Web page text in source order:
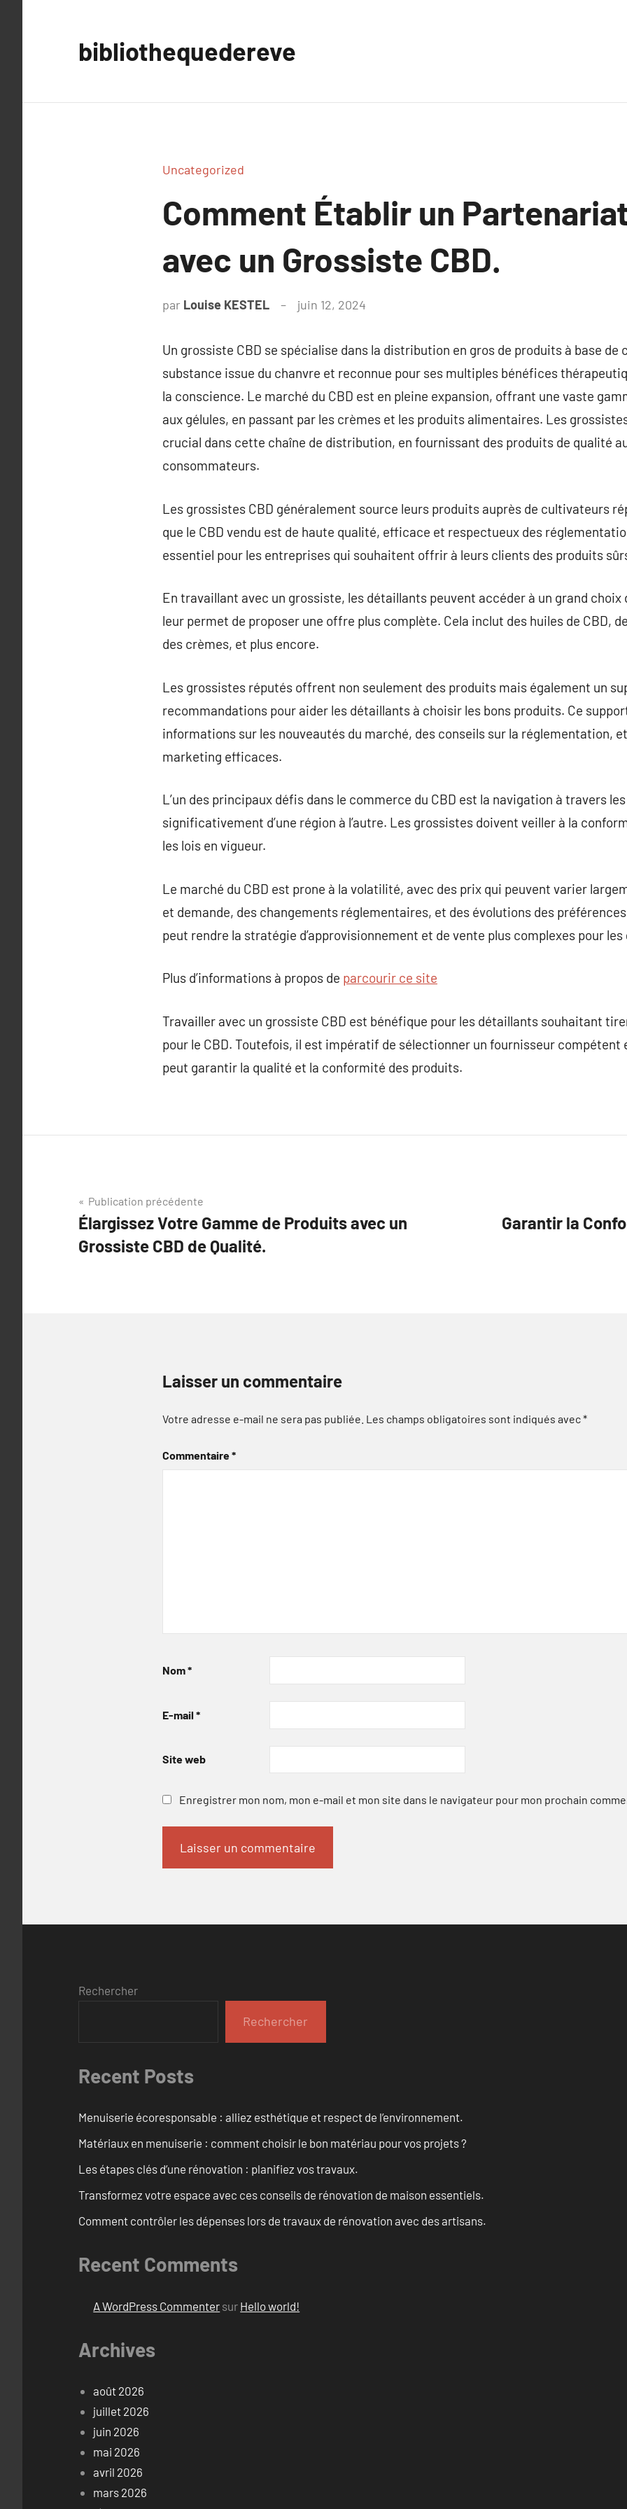
bibliothequedereve
Uncategorized
Comment Établir un
avec un Grossiste CBD.
par Louise KESTEL juin 12, 2024
Un grossiste CBD se spécialise dans la distribution en gros de produits à base de
substance issue du chanvre et reconnue pour ses multiples bénéfices
la conscience. Le marché du CBD est en pleine expansion, offrant une vaste
aux gélules, en passant par les crèmes et les produits alimentaires. Les
crucial dans cette chaîne de distribution, en fournissant des produits de qualité
consommateurs.
Les grossistes CBD généralement source leurs produits auprès de cultivateurs
que le CBD vendu est de haute qualité, efficace et respectueux des
essentiel pour les entreprises qui souhaitent offrir à leurs clients des produits
En travaillant avec un grossiste, les détaillants peuvent accéder à un grand choix
leur permet de proposer une offre plus complète. Cela inclut des huiles de CBD,
des crèmes, et plus encore.
Les grossistes réputés offrent non seulement des produits mais également un
recommandations pour aider les détaillants à choisir les bons produits. Ce
informations sur les nouveautés du marché, des conseils sur la réglementation,
marketing efficaces.
L’un des principaux défis dans le commerce du CBD est la navigation à travers
significativement d’une région à l’autre. Les grossistes doivent veiller à la
les lois en vigueur.
Le marché du CBD est prone à la volatilité, avec des prix qui peuvent varier
et demande, des changements réglementaires, et des évolutions des
peut rendre la stratégie d’approvisionnement et de vente plus complexes pour
Plus d’informations à propos de parcourir ce site
Travailler avec un grossiste CBD est bénéfique pour les détaillants souhaitant
pour le CBD. Toutefois, il est impératif de sélectionner un fournisseur compétent
peut garantir la qualité et la conformité des produits.
Navigation
de
l’article
Publication précédente
Élargissez Votre Gamme de Produits avec un
Grossiste CBD de Qualité.
Garantir la
Laisser un commentaire
Votre adresse e-mail ne sera pas publiée. Les champs obligatoires sont indiqués avec*
Commentaire*
Nom*
E-mail *
Site web
Enregistrer mon nom, mon e-mail et mon site dans le navigateur pour mon prochain
Rechercher
Rechercher
Recent Posts
Menuiserie écoresponsable : alliez esthétique et respect de l’environnement.
Matériaux en menuiserie : comment choisir le bon matériau pour vos projets ?
Les étapes clés d’une rénovation : planifiez vos travaux.
Transformez votre espace avec ces conseils de rénovation de maison essentiels.
Comment contrôler les dépenses lors de travaux de rénovation avec des artisans.
Recent Comments
A WordPress Commenter sur Hello world!
Archives
août 2026
juillet 2026
juin 2026
mai 2026
avril 2026
mars 2026